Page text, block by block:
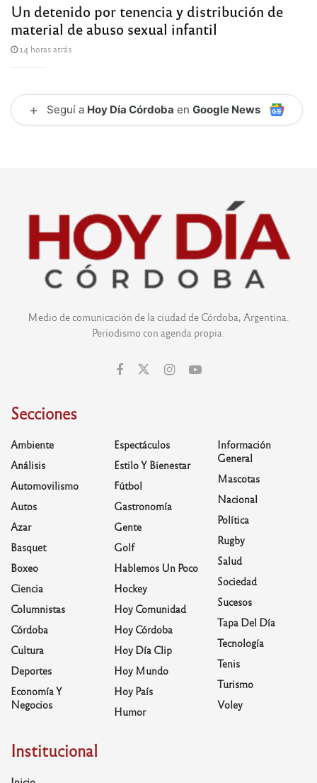
Un detenido por tenencia y distribución de
material de abuso sexual infantil
14 horas atrás
+ Seguí a Hoy Día Córdoba en Google News
Medio de comunicación de la ciudad de Córdoba, Argentina.
Periodismo con agenda propia.
Secciones
Ambiente
Análisis
Automovilismo
Autos
Azar
Basquet
Boxeo
Ciencia
Columnistas
Córdoba
Cultura
Deportes
Economía Y
Negocios
Espectáculos
Estilo Y Bienestar
Fútbol
Gastronomía
Gente
Golf
Hablemos Un Poco
Hockey
Hoy Comunidad
Hoy Córdoba
Hoy Día Clip
Hoy Mundo
Hoy País
Humor
Información
General
Mascotas
Nacional
Política
Rugby
Salud
Sociedad
Sucesos
Tapa Del Día
Tecnología
Tenis
Turismo
Voley
Institucional